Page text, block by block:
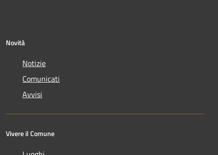
Novità
Notizie
Comunicati
Avvisi
Vivere il Comune